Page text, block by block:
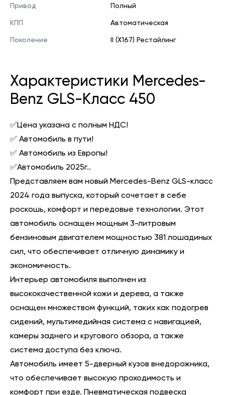
Привод Полный
КПП Автоматическая
Поколение II (X167) Рестайлинг
Характеристики Mercedes-
Benz GLS-Класс 450
✅Цена указана с полным НДС!
✅ Автомобиль в пути!
✅ Автомобиль из Европы!
✅Автомобиль 2025г..
Представляем вам новый Mercedes-Benz GLS-класс
2024 года выпуска, который сочетает в себе
роскошь, комфорт и передовые технологии. Этот
автомобиль оснащен мощным 3-литровым
бензиновым двигателем мощностью 381 лошадиных
сил, что обеспечивает отличную динамику и
экономичность.
Интерьер автомобиля выполнен из
высококачественной кожи и дерева, а также
оснащен множеством функций, таких как подогрев
сидений, мультимедийная система с навигацией,
камеры заднего и кругового обзора, а также
система доступа без ключа.
Автомобиль имеет 5-дверный кузов внедорожника,
что обеспечивает высокую проходимость и
комфорт при езде. Пневматическая подвеска